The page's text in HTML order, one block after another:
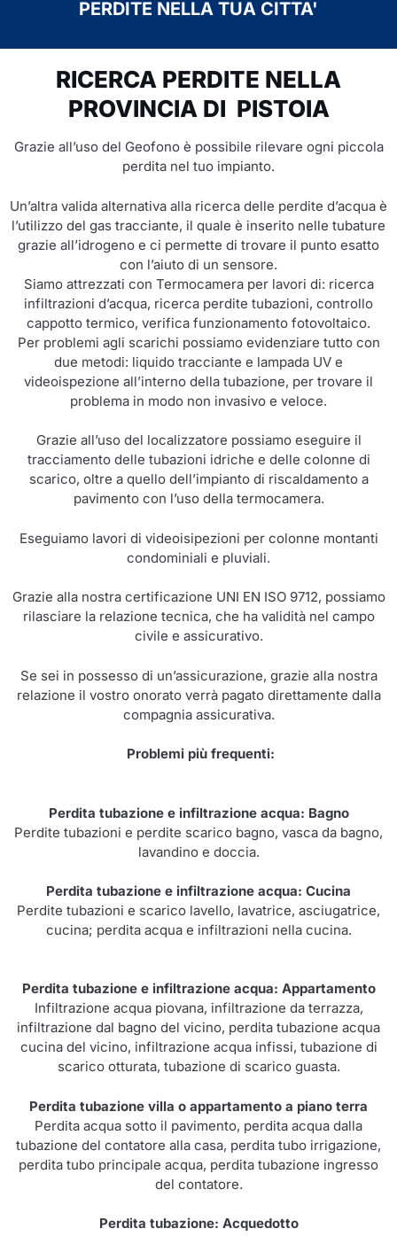
PERDITE NELLA TUA CITTA'
RICERCA PERDITE NELLA
PROVINCIA DI PISTOIA
Grazie all’uso del Geofono è possibile rilevare ogni piccola
perdita nel tuo impianto.
Un’altra valida alternativa alla ricerca delle perdite d’acqua è
l’utilizzo del gas tracciante, il quale è inserito nelle tubature
grazie all’idrogeno e ci permette di trovare il punto esatto
con l’aiuto di un sensore.
Siamo attrezzati con Termocamera per lavori di: ricerca
infiltrazioni d’acqua, ricerca perdite tubazioni, controllo
cappotto termico, verifica funzionamento fotovoltaico.
Per problemi agli scarichi possiamo evidenziare tutto con
due metodi: liquido tracciante e lampada UV e
videoispezione all’interno della tubazione, per trovare il
problema in modo non invasivo e veloce.
Grazie all’uso del localizzatore possiamo eseguire il
tracciamento delle tubazioni idriche e delle colonne di
scarico, oltre a quello dell’impianto di riscaldamento a
pavimento con l’uso della termocamera.
Eseguiamo lavori di videoisipezioni per colonne montanti
condominiali e pluviali.
Grazie alla nostra certificazione UNI EN ISO 9712, possiamo
rilasciare la relazione tecnica, che ha validità nel campo
civile e assicurativo.
Se sei in possesso di un’assicurazione, grazie alla nostra
relazione il vostro onorato verrà pagato direttamente dalla
compagnia assicurativa.
Problemi più frequenti:
Perdita tubazione e infiltrazione acqua: Bagno
Perdite tubazioni e perdite scarico bagno, vasca da bagno,
lavandino e doccia.
Perdita tubazione e infiltrazione acqua: Cucina
Perdite tubazioni e scarico lavello, lavatrice, asciugatrice,
cucina; perdita acqua e infiltrazioni nella cucina.
Perdita tubazione e infiltrazione acqua: Appartamento
Infiltrazione acqua piovana, infiltrazione da terrazza,
infiltrazione dal bagno del vicino, perdita tubazione acqua
cucina del vicino, infiltrazione acqua infissi, tubazione di
scarico otturata, tubazione di scarico guasta.
Perdita tubazione villa o appartamento a piano terra
Perdita acqua sotto il pavimento, perdita acqua dalla
tubazione del contatore alla casa, perdita tubo irrigazione,
perdita tubo principale acqua, perdita tubazione ingresso
del contatore.
Perdita tubazione: Acquedotto